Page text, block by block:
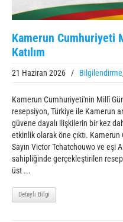
Kamerun Cumhuriyeti
Katılım
21 Haziran 2026 / Bilgilendirme,
Kamerun Cumhuriyeti'nin Millî
resepsiyon, Türkiye ile Kamerun
güvene dayalı ilişkilerin bir kez
etkinlik olarak öne çıktı.
Sayın Victor Tchatchouwo ve eşi
sahipliğinde gerçekleştirilen
üst ...
Detaylı Bilgi